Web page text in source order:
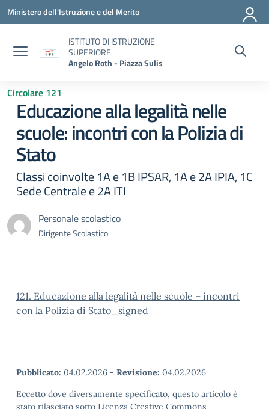
Vai ai contenuti
Vai al menu di navigazione
Vai al footer
Ministero dell'Istruzione e del Merito
ISTITUTO DI ISTRUZIONE
SUPERIORE
Angelo Roth - Piazza Sulis
Circolare 121
Educazione alla legalità nelle
scuole: incontri con la Polizia di
Stato
Classi coinvolte 1A e 1B IPSAR, 1A e 2A IPIA, 1C
Sede Centrale e 2A ITI
Personale scolastico
Dirigente Scolastico
121. Educazione alla legalità nelle scuole – incontri
con la Polizia di Stato_signed
Pubblicato: 04.02.2026 - Revisione: 04.02.2026
Eccetto dove diversamente specificato, questo articolo è
stato rilasciato sotto Licenza Creative Commons